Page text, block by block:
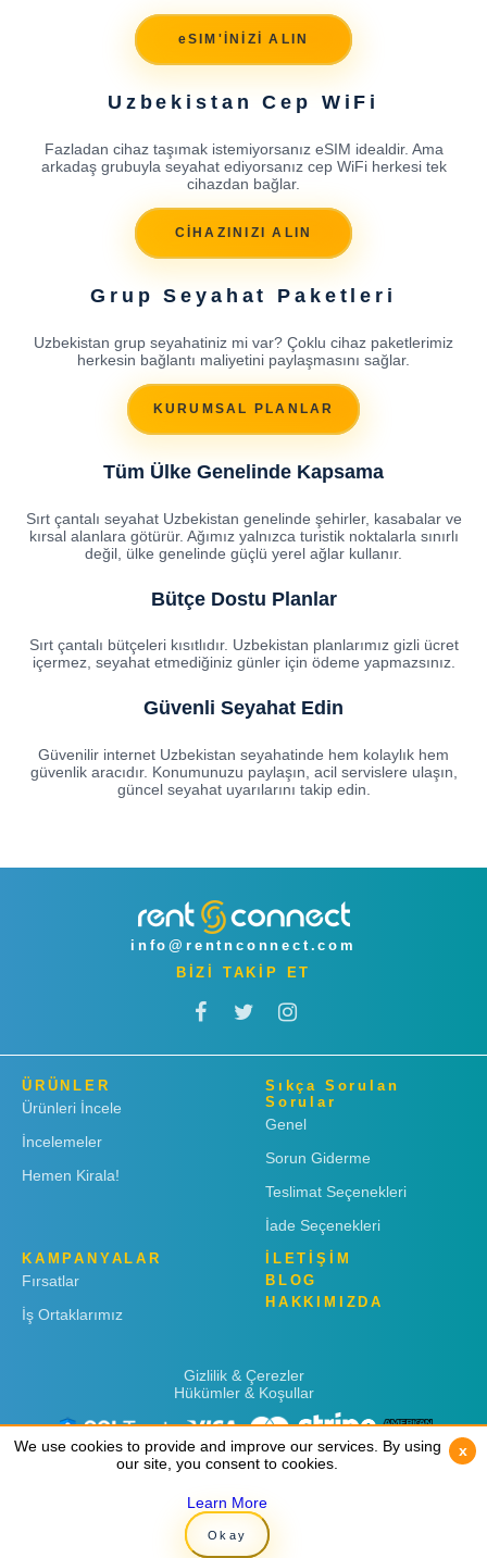
eSIM'İNİZİ ALIN
Uzbekistan Cep WiFi
Fazladan cihaz taşımak istemiyorsanız eSIM idealdir. Ama
arkadaş grubuyla seyahat ediyorsanız cep WiFi herkesi tek
cihazdan bağlar.
CİHAZINIZI ALIN
Grup Seyahat Paketleri
Uzbekistan grup seyahatiniz mi var? Çoklu cihaz paketlerimiz
herkesin bağlantı maliyetini paylaşmasını sağlar.
KURUMSAL PLANLAR
Tüm Ülke Genelinde Kapsama
Sırt çantalı seyahat Uzbekistan genelinde şehirler, kasabalar ve
kırsal alanlara götürür. Ağımız yalnızca turistik noktalarla sınırlı
değil, ülke genelinde güçlü yerel ağlar kullanır.
Bütçe Dostu Planlar
Sırt çantalı bütçeleri kısıtlıdır. Uzbekistan planlarımız gizli ücret
içermez, seyahat etmediğiniz günler için ödeme yapmazsınız.
Güvenli Seyahat Edin
Güvenilir internet Uzbekistan seyahatinde hem kolaylık hem
güvenlik aracıdır. Konumunuzu paylaşın, acil servislere ulaşın,
güncel seyahat uyarılarını takip edin.
info@rentnconnect.com
BİZİ TAKİP ET
ÜRÜNLER
Ürünleri İncele
İncelemeler
Hemen Kirala!
Sıkça Sorulan
Sorular
Genel
Sorun Giderme
Teslimat Seçenekleri
İade Seçenekleri
KAMPANYALAR
Fırsatlar
İş Ortaklarımız
İLETİŞİM
BLOG
HAKKIMIZDA
Gizlilik & Çerezler
Hükümler & Koşullar
Copyright © 2019 Rent 'n Connect
We use cookies to provide and improve our services. By using
our site, you consent to cookies.
Learn More
Okay
x
We use cookies to provide and improve our services. By using
our site, you consent to cookies.
Learn More
Okay
x